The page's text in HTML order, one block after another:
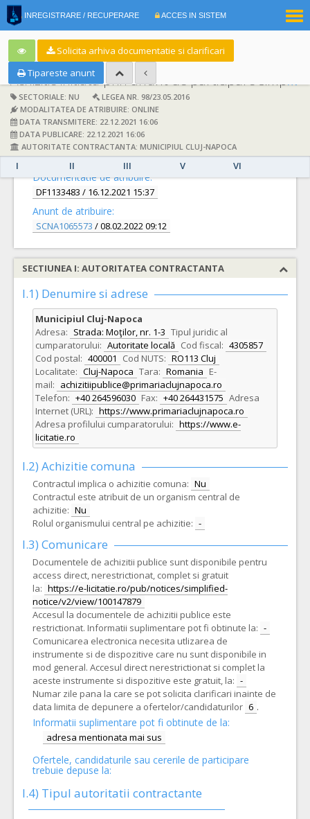
INREGISTRARE / RECUPERARE ACCES IN SISTEM
Solicita arhiva documentatie si clarificari
Tipareste anunt
Achizitie initiata prin anunt de participare simplificat:
SECTORIALE: NU
LEGEA NR. 98/23.05.2016
MODALITATEA DE ATRIBUIRE: ONLINE
DATA TRANSMITERE: 22.12.2021 16:06
DATA PUBLICARE: 22.12.2021 16:06
AUTORITATE CONTRACTANTA: MUNICIPIUL CLUJ-NAPOCA
I II III V VI
DETALII
Documentatie de atribuire:
DF1133483 / 16.12.2021 15:37
Anunt de atribuire:
SCNA1065573 / 08.02.2022 09:12
SECTIUNEA I: AUTORITATEA CONTRACTANTA
I.1) Denumire si adrese
Municipiul Cluj-Napoca
Adresa: Strada: Moţilor, nr. 1-3 Tipul juridic al
cumparatorului: Autoritate locală Cod fiscal: 4305857
Cod postal: 400001 Cod NUTS: RO113 Cluj
Localitate: Cluj-Napoca Tara: Romania E-
mail: achizitiipublice@primariaclujnapoca.ro
Telefon: +40 264596030 Fax: +40 264431575 Adresa
Internet (URL): https://www.primariaclujnapoca.ro
Adresa profilului cumparatorului: https://www.e-
licitatie.ro
I.2) Achizitie comuna
Contractul implica o achizitie comuna: Nu
Contractul este atribuit de un organism central de
achizitie: Nu
Rolul organismului central pe achizitie: -
I.3) Comunicare
Documentele de achizitii publice sunt disponibile pentru
access direct, nerestrictionat, complet si gratuit
la: https://e-licitatie.ro/pub/notices/simplified-
notice/v2/view/100147879
Accesul la documentele de achizitii publice este
restrictionat. Informatii suplimentare pot fi obtinute la: -
Comunicarea electronica necesita utlizarea de
instrumente si de dispozitive care nu sunt disponibile in
mod general. Accesul direct nerestrictionat si complet la
aceste instrumente si dispozitive este gratuit, la: -
Numar zile pana la care se pot solicita clarificari inainte de
data limita de depunere a ofertelor/candidaturilor 6 .
Informatii suplimentare pot fi obtinute de la:
adresa mentionata mai sus
Ofertele, candidaturile sau cererile de participare
trebuie depuse la:
I.4) Tipul autoritatii contractante